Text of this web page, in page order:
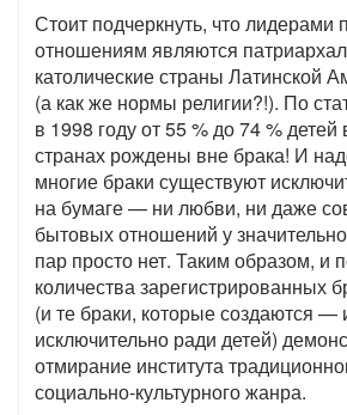
Стоит подчеркнуть, что
отношениям являются
католические страны Латинской
(а как же нормы религии?!). По
в 1998 году от 55 % до 74 % детей
странах рождены вне брака! И
многие браки существуют
на бумаге — ни любви, ни даже
бытовых отношений у
пар просто нет. Таким образом, и
количества зарегистрированных
(и те браки, которые создаются
исключительно ради детей)
отмирание института
социально-культурного жанра.